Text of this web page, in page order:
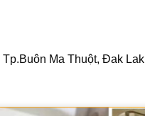
Ma Thuột, Đak Lak